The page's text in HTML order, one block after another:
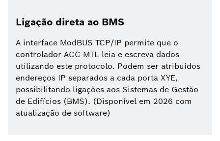
Ligação direta ao BMS
A interface ModBUS TCP/IP permite que o
controlador ACC MTL leia e escreva dados
utilizando este protocolo. Podem ser atribuídos
endereços IP separados a cada porta XYE,
possibilitando ligações aos Sistemas de Gestão
de Edifícios (BMS). (Disponível em 2026 com
atualização de software)